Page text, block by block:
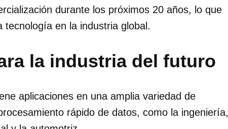
durante los próximos 20 años, lo que
tecnología en la industria global.
la industria del futuro
aplicaciones en una amplia variedad de
rápido de datos, como la ingeniería,